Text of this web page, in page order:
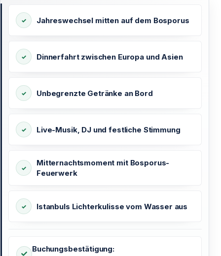
Jahreswechsel mitten auf dem Bosporus
Dinnerfahrt zwischen Europa und Asien
Unbegrenzte Getränke an Bord
Live-Musik, DJ und festliche Stimmung
Mitternachtsmoment mit Bosporus-
Feuerwerk
Istanbuls Lichterkulisse vom Wasser aus
Buchungsbestätigung: